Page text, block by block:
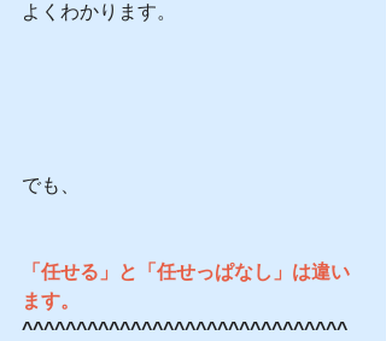
よくわかります。
でも、
「任せる」と「任せっぱなし」は違い
ます。
^^^^^^^^^^^^^^^^^^^^^^^^^^^^^^